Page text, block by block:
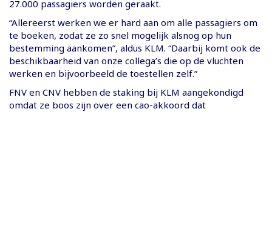
27.000 passagiers worden geraakt.
“Allereerst werken we er hard aan om alle passagiers om
te boeken, zodat ze zo snel mogelijk alsnog op hun
bestemming aankomen”, aldus KLM. “Daarbij komt ook de
beschikbaarheid van onze collega’s die op de vluchten
werken en bijvoorbeeld de toestellen zelf.”
FNV en CNV hebben de staking bij KLM aangekondigd
omdat ze boos zijn over een cao-akkoord dat